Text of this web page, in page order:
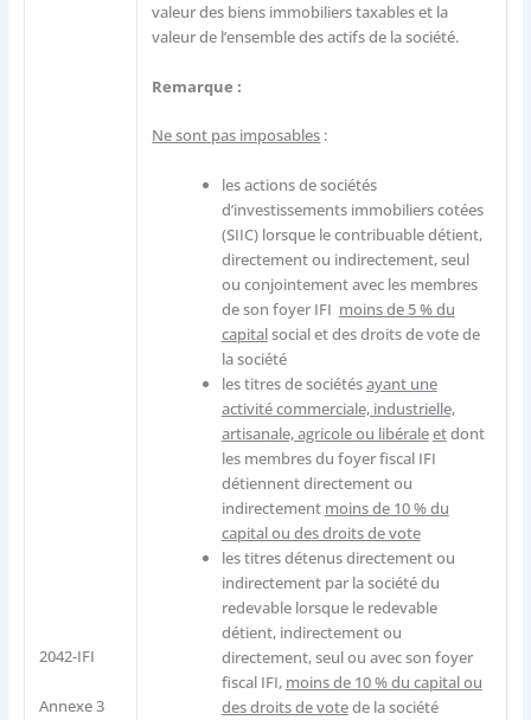
2042-IFI
Annexe 3
valeur des biens immobiliers taxables et la
valeur de l’ensemble des actifs de la société.
Remarque :
Ne sont pas imposables :
les actions de sociétés
d’investissements immobiliers cotées
(SIIC) lorsque le contribuable détient,
directement ou indirectement, seul
ou conjointement avec les membres
de son foyer IFI moins de 5 % du
capitalsocial et des droits de vote de
la société
les titres de sociétésayant une
activité commerciale, industrielle,
artisanale, agricole ou libéraleetdont
les membres du foyer fiscal IFI
détiennent directement ou
indirectement moins de 10 % du
capital ou des droits de vote
les titres détenus directement ou
indirectement par la société du
redevable lorsque le redevable
détient, indirectement ou
directement, seul ou avec son foyer
fiscal IFI, moins de 10 % du capital ou
des droits de votede la société